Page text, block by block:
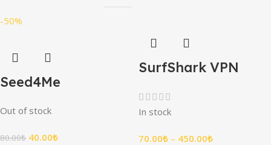
-50%
Seed4Me
Out of stock
80.00₺ 40.00₺
SurfShark VPN
In stock
70.00₺ – 450.00₺